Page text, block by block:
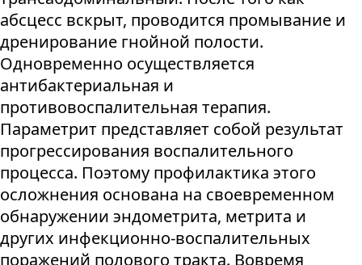
абсцесс вскрыт, проводится промывание и
дренирование гнойной полости.
Одновременно осуществляется
антибактериальная и
противовоспалительная терапия.
Параметрит представляет собой результат
прогрессирования воспалительного
процесса. Поэтому профилактика этого
осложнения основана на своевременном
обнаружении эндометрита, метрита и
других инфекционно-воспалительных
поражений полового тракта. Вовремя